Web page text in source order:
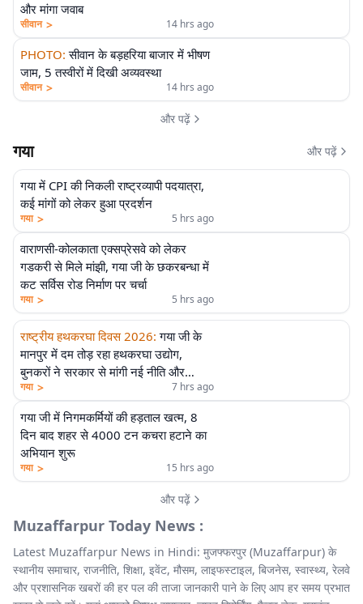
और मांगा जवाब
सीवान > 14 hrs ago
PHOTO: सीवान के बड़हरिया बाजार में भीषण
जाम, 5 तस्वीरों में दिखी अव्यवस्था
सीवान > 14 hrs ago
और पढ़ें
गया और पढ़ें
गया में CPI की निकली राष्ट्रव्यापी पदयात्रा,
कई मांगों को लेकर हुआ प्रदर्शन
गया > 5 hrs ago
वाराणसी-कोलकाता एक्सप्रेसवे को लेकर
गडकरी से मिले मांझी, गया जी के छकरबन्धा में
कट सर्विस रोड निर्माण पर चर्चा
गया > 5 hrs ago
राष्ट्रीय हथकरघा दिवस 2026: गया जी के
मानपुर में दम तोड़ रहा हथकरघा उद्योग,
बुनकरों ने सरकार से मांगी नई नीति और
आर्थिक मदद
गया > 7 hrs ago
गया जी में निगमकर्मियों की हड़ताल खत्म, 8
दिन बाद शहर से 4000 टन कचरा हटाने का
अभियान शुरू
गया > 15 hrs ago
और पढ़ें
Muzaffarpur Today News :
Latest Muzaffarpur News in Hindi: मुजफ्फरपुर (Muzaffarpur) के
स्थानीय समाचार, राजनीति, शिक्षा, इवेंट, मौसम, लाइफस्टाइल, बिजनेस, स्वास्थ्य, रेलवे
और प्रशासनिक खबरों की हर पल की ताजा जानकारी पाने के लिए आप हर समय प्रभात